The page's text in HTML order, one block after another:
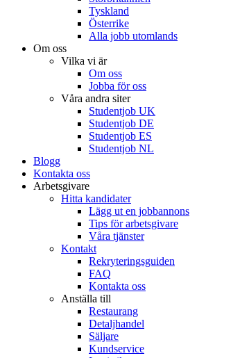
Tyskland
Österrike
Alla jobb utomlands
Om oss
Vilka vi är
Om oss
Jobba för oss
Våra andra siter
Studentjob UK
Studentjob DE
Studentjob ES
Studentjob NL
Blogg
Kontakta oss
Arbetsgivare
Hitta kandidater
Lägg ut en jobbannons
Tips för arbetsgivare
Våra tjänster
Kontakt
Rekryteringsguiden
FAQ
Kontakta oss
Anställa till
Restaurang
Detaljhandel
Säljare
Kundservice